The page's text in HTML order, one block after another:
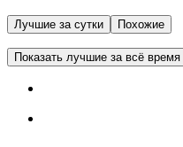
Лучшие за сутки Похожие
Показать лучшие за всё время